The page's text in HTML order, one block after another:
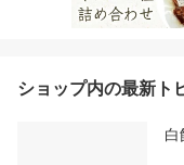
ショップ内の最新ト
白